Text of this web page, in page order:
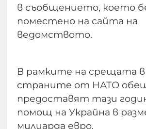
в съобщението, което
поместено на сайта на
ведомството.
В рамките на срещата в
страните от НАТО
предоставят тази
помощ на Украйна в
милиарда евро.